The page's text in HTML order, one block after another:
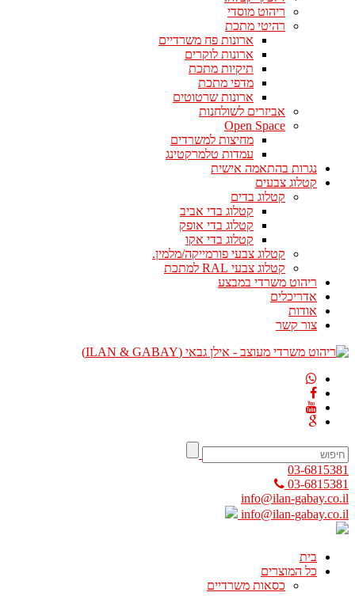
ריהוט מוסדי
רהיטי מתכת
ארונות פח משרדיים
ארונות לוקרים
תיקיות מתכת
מדפי מתכת
ארונות שרטוטים
אביזרים לשולחנות
Open Space
מחיצות למשרדים
עמדות טלמרקטינג
נגרות בהתאמה אישית
קטלוג צבעים
קטלוג בדים
קטלוג בדי אביב
קטלוג בדי אופק
קטלוג בדי אקו
קטלוג צבעי פורמייקה/מלמין.
קטלוג צבעי RAL למתכת
ריהוט משרדי במבצע
אדריכלים
אודות
צור קשר
03-6815381
03-6815381
info@ilan-gabay.co.il
info@ilan-gabay.co.il
בית
כל המוצרים
כסאות משרדיים